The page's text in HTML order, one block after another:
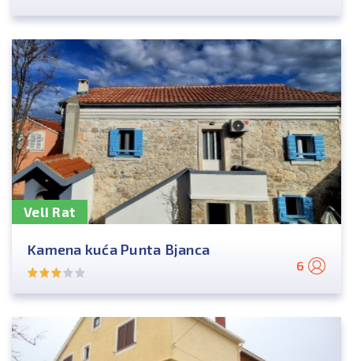
Veli Rat
Kamena kuća Punta Bjanca
6